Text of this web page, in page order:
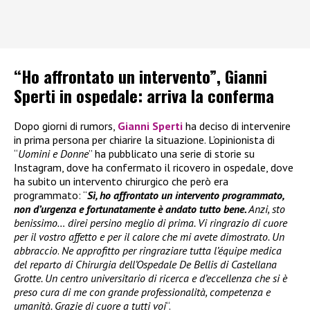
“Ho affrontato un intervento”, Gianni
Sperti in ospedale: arriva la conferma
Dopo giorni di rumors, Gianni Sperti ha deciso di intervenire
in prima persona per chiarire la situazione. L’opinionista di
“Uomini e Donne” ha pubblicato una serie di storie su
Instagram, dove ha confermato il ricovero in ospedale, dove
ha subito un intervento chirurgico che però era
programmato: “Sì, ho affrontato un intervento programmato,
non d’urgenza e fortunatamente è andato tutto bene.Anzi, sto
benissimo… direi persino meglio di prima. Vi ringrazio di cuore
per il vostro affetto e per il calore che mi avete dimostrato. Un
abbraccio. Ne approfitto per ringraziare tutta l’équipe medica
del reparto di Chirurgia dell’Ospedale De Bellis di Castellana
Grotte. Un centro universitario di ricerca e d’eccellenza che si è
preso cura di me con grande professionalità, competenza e
umanità. Grazie di cuore a tutti voi“.